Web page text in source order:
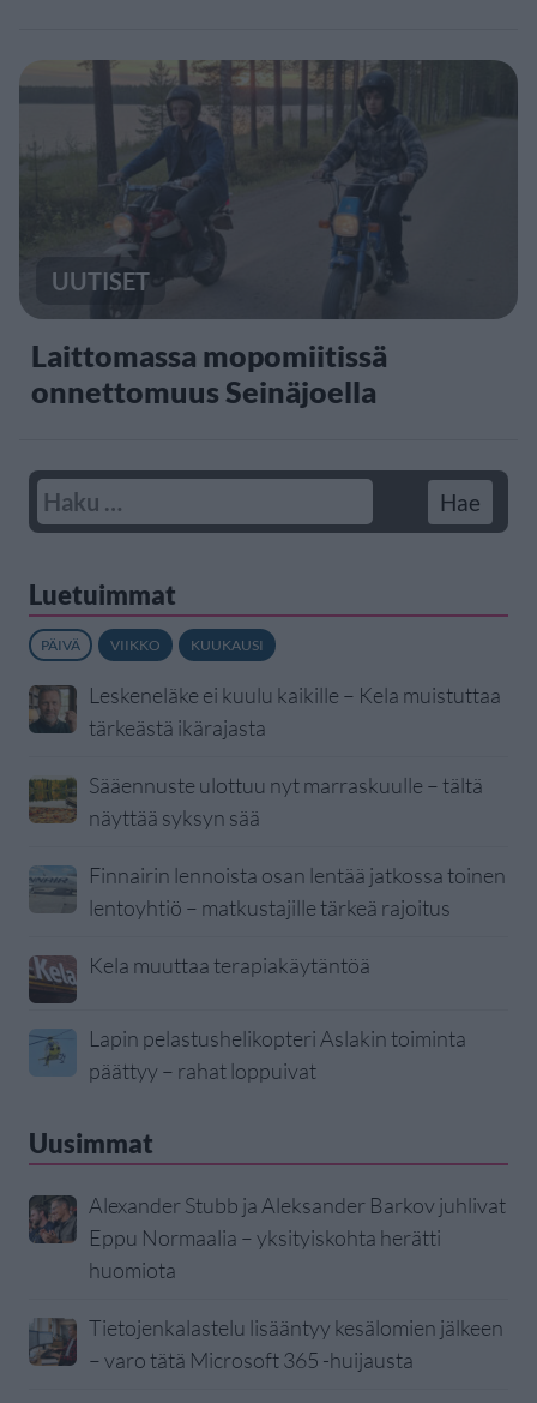
UUTISET
Laittomassa mopomiitissä
onnettomuus Seinäjoella
Luetuimmat
PÄIVÄ VIIKKO KUUKAUSI
Leskeneläke ei kuulu kaikille – Kela muistuttaa
tärkeästä ikärajasta
Sääennuste ulottuu nyt marraskuulle – tältä
näyttää syksyn sää
Finnairin lennoista osan lentää jatkossa toinen
lentoyhtiö – matkustajille tärkeä rajoitus
Kela muuttaa terapiakäytäntöä
Lapin pelastushelikopteri Aslakin toiminta
päättyy – rahat loppuivat
Uusimmat
Alexander Stubb ja Aleksander Barkov juhlivat
Eppu Normaalia – yksityiskohta herätti
huomiota
Tietojenkalastelu lisääntyy kesälomien jälkeen
– varo tätä Microsoft 365 -huijausta